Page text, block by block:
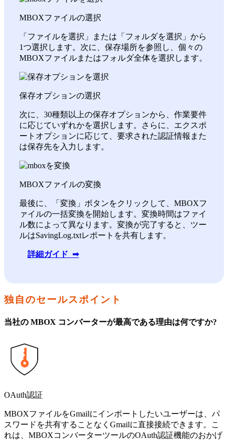
MBOXファイルの選択
「ファイルを選択」または「フォルダを選択」から
1つ選択します。次に、保存場所を参照し、個々の
MBOXファイルまたはフォルダ全体を選択します。
保存オプションの選択
次に、30種類以上の保存オプションから、作業要件
に応じていずれかを選択します。さらに、エクスポ
ートオプションに応じて、要求された認証情報また
は保存先を入力します。
MBOXファイルの変換
最後に、「変換」ボタンをクリックして、MBOXフ
ァイルの一括変換を開始します。変換時間はファイ
ル数によって異なります。変換が完了すると、ツー
ルはSavingLog.txtレポートを共有します。
詳細ガイド ➟
独自のセールスポイント
当社の MBOX コンバーターが最高である理由は何ですか?
OAuth認証
MBOXファイルをGmailにインポートしたいユーザーは、パ
スワードを共有することなくGmailに直接接続できます。こ
れは、MBOXコンバーターツールのOAuth認証機能のおかげ